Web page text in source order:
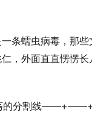
条蠕虫病毒，那
，外面直直愣愣
分割线